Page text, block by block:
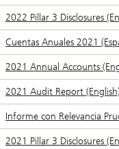
2022 Pillar 3 Disclosures
Cuentas Anuales 2021
2021 Annual Accounts
2021 Audit Report
Informe con Relevancia
2021 Pillar 3 Disclosures